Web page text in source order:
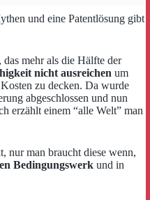
und eine Patentlösung gibt
das mehr als die Hälfte der
nicht ausreichen um
zu decken. Da wurde
abgeschlossen und nun
erzählt einem “alle Welt” man
nur man braucht diese wenn,
Bedingungswerk und in